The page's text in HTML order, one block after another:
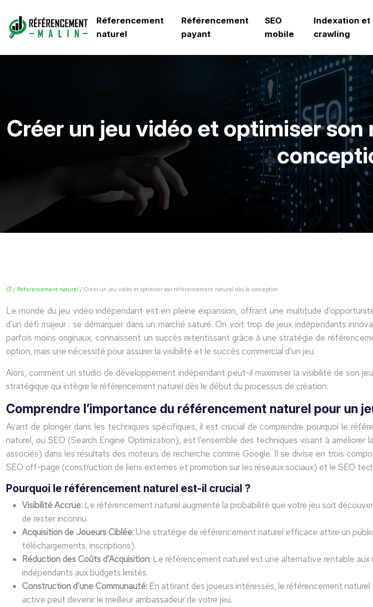
Réferencement
naturel
Référencement
payant
SEO
mobile
Indexation et
crawling
Créer un jeu vidéo et optimiser
/ Réferencement naturel / Créer un jeu vidéo et optimiser son référencement naturel dès la conception
Le monde du jeu vidéo indépendant est en pleine expansion, offrant une multitude
d’un défi majeur : se démarquer dans un marché saturé. On voit trop de jeux indépendants
parfois moins originaux, connaissent un succès retentissant grâce à une stratégie de
option, mais une nécessité pour assurer la visibilité et le succès commercial d’un jeu.
Alors, comment un studio de développement indépendant peut-il maximiser la visibilité de son
stratégique qui intègre le référencement naturel dès le début du processus de création.
Comprendre l’importance du référencement naturel pour un
Avant de plonger dans les techniques spécifiques, il est crucial de comprendre pourquoi le
naturel, ou SEO (Search Engine Optimization), est l’ensemble des techniques visant à
associés) dans les résultats des moteurs de recherche comme Google. Il se divise en trois
SEO off-page (construction de liens externes et promotion sur les réseaux sociaux) et le SEO
Pourquoi le référencement naturel est-il crucial ?
Visibilité Accrue: Le référencement naturel augmente la probabilité que votre jeu soit
de rester inconnu.
Acquisition de Joueurs Ciblée:Une stratégie de référencement naturel efficace attire un
téléchargements, inscriptions).
Réduction des Coûts d’Acquisition: Le référencement naturel est une alternative rentable
indépendants aux budgets limités.
Construction d’une Communauté: En attirant des joueurs intéressés, le référencement
active peut devenir le meilleur ambassadeur de votre jeu.